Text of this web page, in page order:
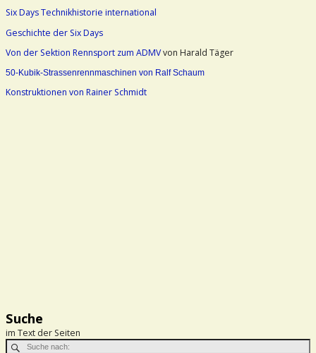
Six Days Technikhistorie international
Geschichte der Six Days
Von der Sektion Rennsport zum ADMVvon Harald Täger
50-Kubik-Strassenrennmaschinen von Ralf Schaum
Konstruktionen von Rainer Schmidt
Suche
im Text der Seiten